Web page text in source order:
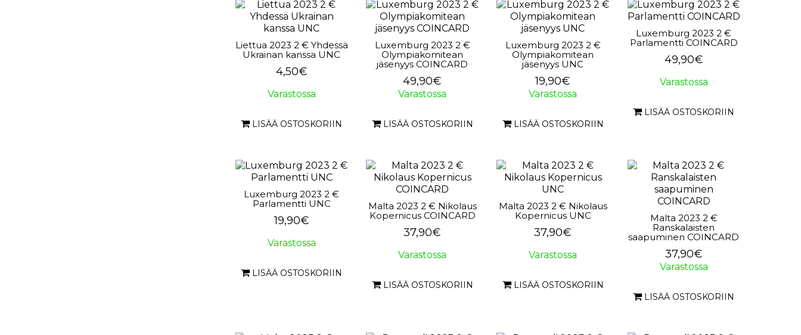
Liettua 2023 2 € Yhdessä
Ukrainan kanssa UNC
4,50€
Varastossa
LISÄÄ OSTOSKORIIN
Luxemburg 2023 2 €
Olympiakomitean
jäsenyys COINCARD
49,90€
Varastossa
LISÄÄ OSTOSKORIIN
Luxemburg 2023 2 €
Olympiakomitean
jäsenyys UNC
19,90€
Varastossa
LISÄÄ OSTOSKORIIN
Luxemburg 2023 2 €
Parlamentti COINCARD
49,90€
Varastossa
LISÄÄ OSTOSKORIIN
Luxemburg 2023 2 €
Parlamentti UNC
19,90€
Varastossa
LISÄÄ OSTOSKORIIN
Malta 2023 2 € Nikolaus
Kopernicus COINCARD
37,90€
Varastossa
LISÄÄ OSTOSKORIIN
Malta 2023 2 € Nikolaus
Kopernicus UNC
37,90€
Varastossa
LISÄÄ OSTOSKORIIN
Malta 2023 2 €
Ranskalaisten
saapuminen COINCARD
37,90€
Varastossa
LISÄÄ OSTOSKORIIN